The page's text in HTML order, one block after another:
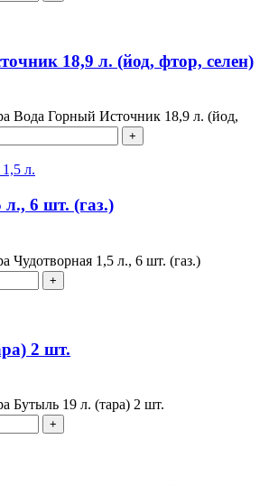
18,9 л. (йод, фтор, селен)
Вода Горный Источник 18,9 л. (йод,
л., 6 шт. (газ.)
Чудотворная 1,5 л., 6 шт. (газ.)
2 шт.
Бутыль 19 л. (тара) 2 шт.